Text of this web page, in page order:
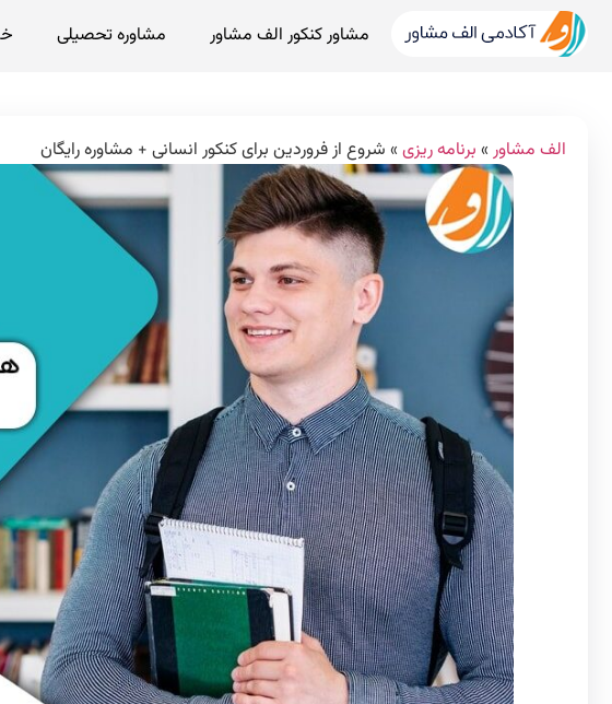
مشاور کنکور الف مشاور مشاوره تحصیلی
الف مشاور » برنامه ریزی » شروع از فروردین برای کنکور انسانی + مشاوره رایگان